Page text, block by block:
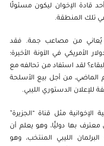
الإخوان ليكون مسئولًا
تلك المنطقة.
يُعاني من مصاعب جمة. فقد
الأمريكي في الآونة الأخيرة؛
لقد استفاد من تحالفه مع
الماضي، من أجل بيع الأسلحة
للإعلان الدستوري الليبي.
الإخوانية مثل قناة “الجزيرة”
بها دوليًّا، وهو يعلم أن
الليبي المنتخب، وهو